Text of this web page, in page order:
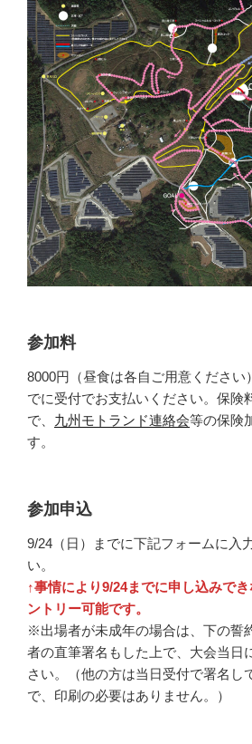
参加料
8000円（昼食は各自ご用意くださ
でに受付でお支払いください。保険
で、 九州モトランド連絡会等の保険
す。
参加申込
9/24（日）までに下記フォームに入
い。
↑事情により9/24までに申し込みで
ントリー可能です。
※出場者が未成年の場合は、下の誓
者の直筆署名もした上で、大会当日
さい。（他の方は当日受付で署名し
で、印刷の必要はありません。）